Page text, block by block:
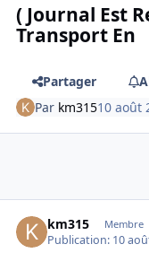
( Journal Est
Transport En
Partager
Par km31510 août
km315 Membre
Publication: 10